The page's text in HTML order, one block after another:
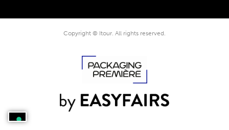
Copyright © Itour. All rights reserved.